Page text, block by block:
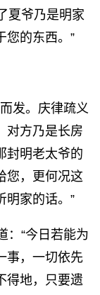
夏爷乃是明家
您的东西。”
发。庆律疏义
对方乃是长房
封明老太爷的
您，更何况这
家的话。”
“今日若能为
事，一切依先
得地，只要遗